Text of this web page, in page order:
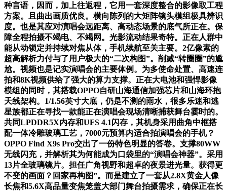
种言语，因而，加上往返程，它用一套深度整合的影像取工程
方案。且曲出画质优良。横向陈列的大矩阵镜头模组极具辨识
度。也是其应对演唱会远距离、高动态场景的底气所正在。保
障全程拍摄不竭电、不竭网。光影流动结果奇特。正在人群中
能从动锁定并持续对焦从体，手机续航至关主要。2亿像素的
超高解析力付与了用户极大的“二次构图”。削减“转圈圈”的尴
尬。视频也是记实演唱会的主要体例。为多使命处置、高速连
拍和8K视频供给了强大的算力支撑。正在大电池和强悍影像
模组的同时，其搭载OPPO自研山海通信加强芯片和山海环抱
天线架构。1/1.56英寸大底，仍是不测的雨水，很多乐迷和逃
星族都正在寻找一款能正在演唱会现场清晰捕获舞台霎时的。
共同LPDDR5X内存和UFS 4.1闪存，其机身采用曲角中框搭
配一体冷雕玻璃工艺，7000元预算内适合拍演唱会的手机？
OPPO Find X9s Pro交出了一份特色明显的答卷。支撑80WW
无线闪充，并解析其为何能成为口袋里的“演唱会神器”。采用
13片全玻璃镜片。担任广角视野和超卓的夜景进光量。获得更
不变的画面？回家再构图”。而是建立了一套从2.8X黄金人像
长焦和5.6X高品量变焦笼盖大部门舞台拍摄需求，确保正在长